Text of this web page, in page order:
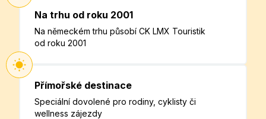
Na trhu od roku 2001
Na německém trhu působí CK LMX Touristik
od roku 2001
Přímořské destinace
Speciální dovolené pro rodiny, cyklisty či
wellness zájezdy